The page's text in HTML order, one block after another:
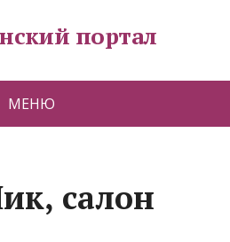
портал
МЕНЮ
салон